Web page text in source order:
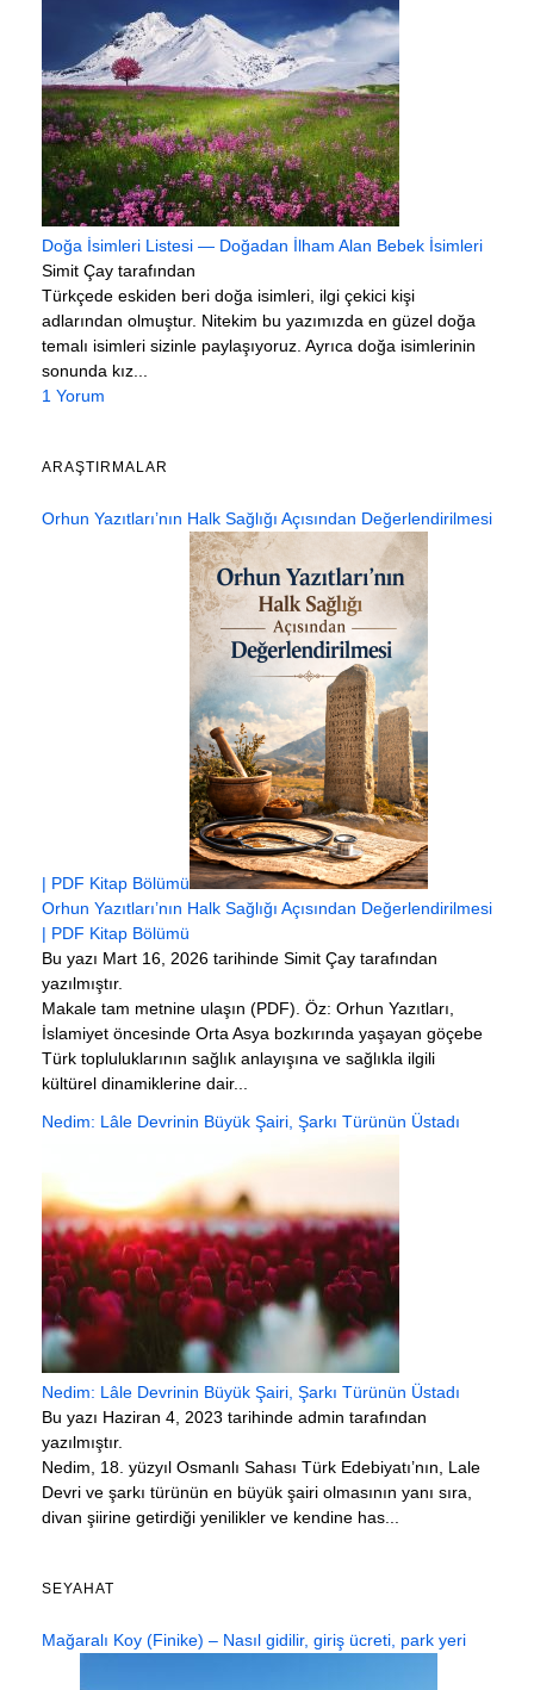
Doğa İsimleri Listesi — Doğadan İlham Alan Bebek İsimleri
Simit Çay tarafından
Türkçede eskiden beri doğa isimleri, ilgi çekici kişi
adlarından olmuştur. Nitekim bu yazımızda en güzel doğa
temalı isimleri sizinle paylaşıyoruz. Ayrıca doğa isimlerinin
sonunda kız...
1 Yorum
ARAŞTIRMALAR
Orhun Yazıtları’nın Halk Sağlığı Açısından Değerlendirilmesi
| PDF Kitap Bölümü
Orhun Yazıtları’nın Halk Sağlığı Açısından Değerlendirilmesi
| PDF Kitap Bölümü
Bu yazı Mart 16, 2026 tarihinde Simit Çay tarafından
yazılmıştır.
Makale tam metnine ulaşın (PDF). Öz: Orhun Yazıtları,
İslamiyet öncesinde Orta Asya bozkırında yaşayan göçebe
Türk topluluklarının sağlık anlayışına ve sağlıkla ilgili
kültürel dinamiklerine dair...
Nedim: Lâle Devrinin Büyük Şairi, Şarkı Türünün Üstadı
Nedim: Lâle Devrinin Büyük Şairi, Şarkı Türünün Üstadı
Bu yazı Haziran 4, 2023 tarihinde admin tarafından
yazılmıştır.
Nedim, 18. yüzyıl Osmanlı Sahası Türk Edebiyatı’nın, Lale
Devri ve şarkı türünün en büyük şairi olmasının yanı sıra,
divan şiirine getirdiği yenilikler ve kendine has...
SEYAHAT
Mağaralı Koy (Finike) – Nasıl gidilir, giriş ücreti, park yeri